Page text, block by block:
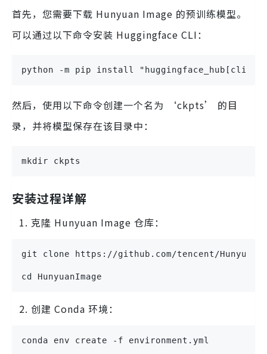
首先，您需要下载 Hunyuan Image 的预训练模型。
可以通过以下命令安装 Huggingface CLI：
python -m pip install "huggingface_hub[cli]"
然后，使用以下命令创建一个名为 ‘ckpts’ 的目
录，并将模型保存在该目录中：
mkdir ckpts
安装过程详解
克隆 Hunyuan Image 仓库：
git clone https://github.com/tencent/
cd HunyuanImage
创建 Conda 环境：
conda env create -f environment.yml